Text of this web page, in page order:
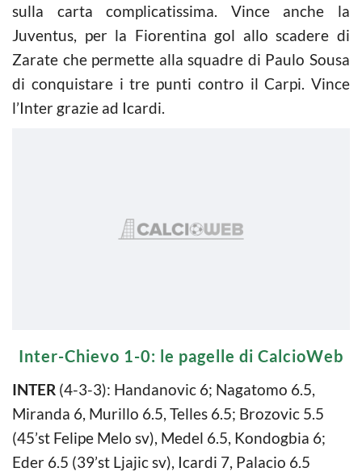
sulla carta complicatissima. Vince anche la
Juventus, per la Fiorentina gol allo scadere di
Zarate che permette alla squadre di Paulo Sousa
di conquistare i tre punti contro il Carpi. Vince
l’Inter grazie ad Icardi.
Inter-Chievo 1-0: le pagelle di CalcioWeb
INTER (4-3-3): Handanovic 6; Nagatomo 6.5,
Miranda 6, Murillo 6.5, Telles 6.5; Brozovic 5.5
(45’st Felipe Melo sv), Medel 6.5, Kondogbia 6;
Eder 6.5 (39’st Ljajic sv), Icardi 7, Palacio 6.5